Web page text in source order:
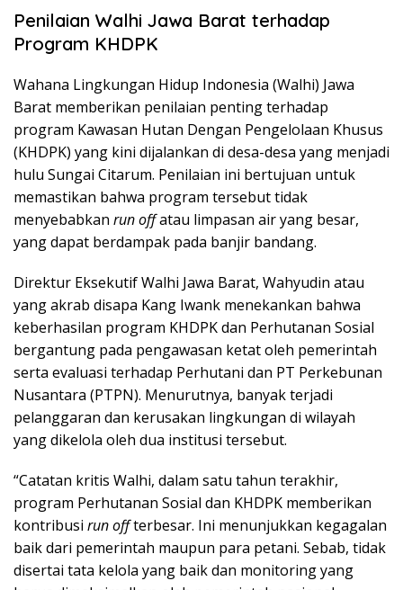
Penilaian Walhi Jawa Barat terhadap
Program KHDPK
Wahana Lingkungan Hidup Indonesia (Walhi) Jawa
Barat memberikan penilaian penting terhadap
program Kawasan Hutan Dengan Pengelolaan Khusus
(KHDPK) yang kini dijalankan di desa-desa yang menjadi
hulu Sungai Citarum. Penilaian ini bertujuan untuk
memastikan bahwa program tersebut tidak
menyebabkan run offatau limpasan air yang besar,
yang dapat berdampak pada banjir bandang.
Direktur Eksekutif Walhi Jawa Barat, Wahyudin atau
yang akrab disapa Kang Iwank menekankan bahwa
keberhasilan program KHDPK dan Perhutanan Sosial
bergantung pada pengawasan ketat oleh pemerintah
serta evaluasi terhadap Perhutani dan PT Perkebunan
Nusantara (PTPN). Menurutnya, banyak terjadi
pelanggaran dan kerusakan lingkungan di wilayah
yang dikelola oleh dua institusi tersebut.
“Catatan kritis Walhi, dalam satu tahun terakhir,
program Perhutanan Sosial dan KHDPK memberikan
kontribusi run offterbesar. Ini menunjukkan kegagalan
baik dari pemerintah maupun para petani. Sebab, tidak
disertai tata kelola yang baik dan monitoring yang